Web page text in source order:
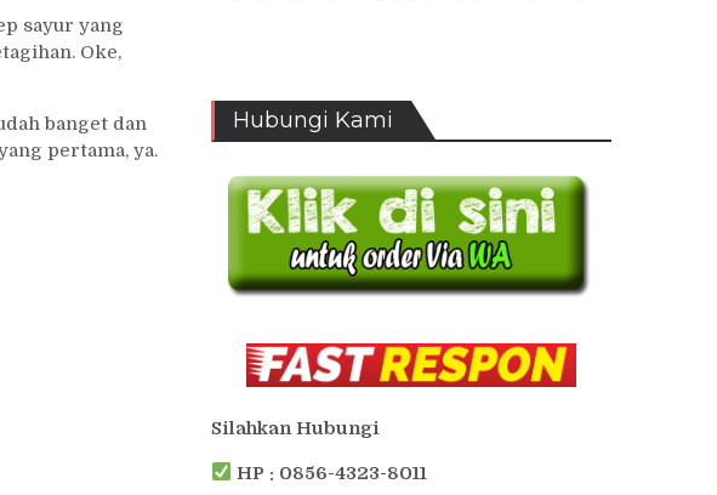
sayur yang
Oke,
banget dan
pertama, ya.
Hubungi Kami
Silahkan Hubungi
HP : 0856-4323-8011